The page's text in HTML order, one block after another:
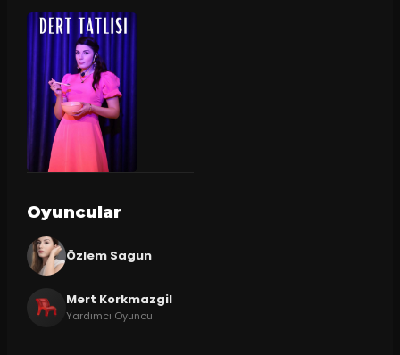
Oyuncular
Özlem Sagun
Mert Korkmazgil
Yardımcı Oyuncu